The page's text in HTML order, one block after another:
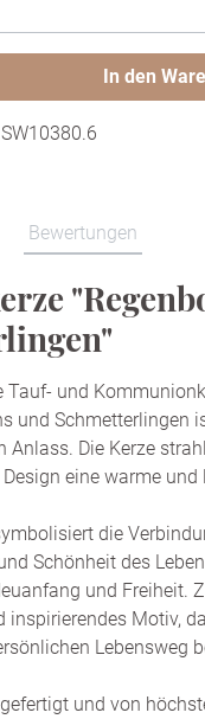
In den
SW10380.6
Bewertungen
Tauf- und
und Schmetterlingen
Anlass. Die Kerze
eine warme
die
Schönheit des
und Freiheit.
inspirierendes Motiv,
Lebensweg
und von